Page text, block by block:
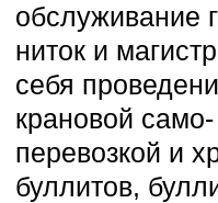
обслуживание
ниток и
себя
крановой
перевозкой и
буллитов,